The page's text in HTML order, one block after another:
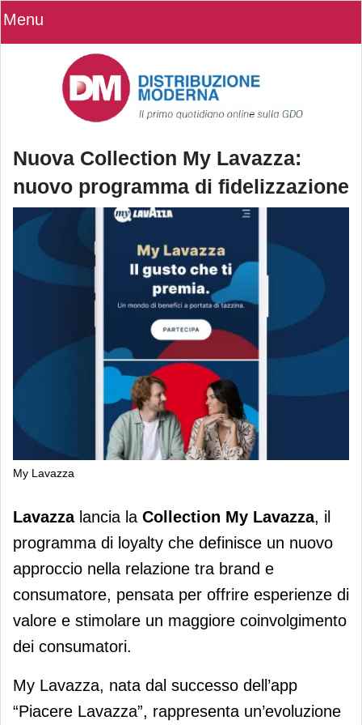
Menu
Nuova Collection My Lavazza:
nuovo programma di fidelizzazione
My Lavazza
Nuova Collection My Lavazza: nuovo
programma di fidelizzazione
Lavazzalancia la Collection My Lavazza, il
programma di loyalty che definisce un nuovo
approccio nella relazione tra brand e
consumatore, pensata per offrire esperienze di
valore e stimolare un maggiore coinvolgimento
dei consumatori.
My Lavazza, nata dal successo dell’app
“Piacere Lavazza”, rappresenta un’evoluzione